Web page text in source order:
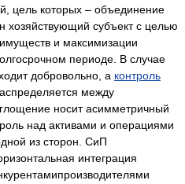
цель которых – объединение
хозяйствующий субъект с целью
и максимизации
периоде. В случае
добровольно, а контроль
между
носит асимметричный
над активами и операциями
из сторон. СиП
интеграция